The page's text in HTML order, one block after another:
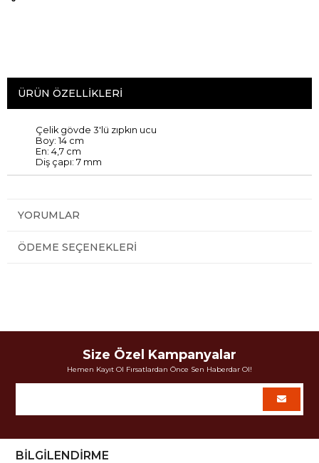
ÜRÜN ÖZELLIKLERI
Çelik gövde 3'lü zıpkın ucu
Boy: 14 cm
En: 4,7 cm
Diş çapı: 7 mm
YORUMLAR
ÖDEME SEÇENEKLERI
Size Özel Kampanyalar
Hemen Kayıt Ol Fırsatlardan Önce Sen Haberdar Ol!
BİLGİLENDİRME